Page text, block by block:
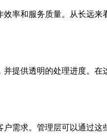
率和服务质量。从长远来
提供透明的处理进度。在
户需求。管理层可以通过